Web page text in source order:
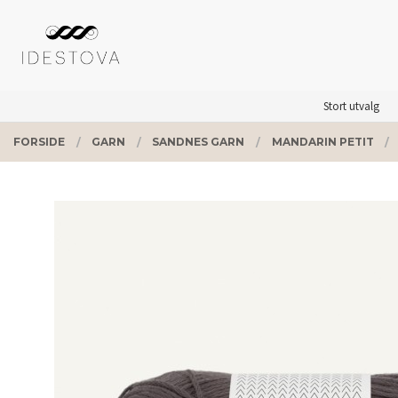
innholdet
Stort utvalg
PRODUKTER
FORSIDE GARN SANDNES GARN MANDARIN PETIT